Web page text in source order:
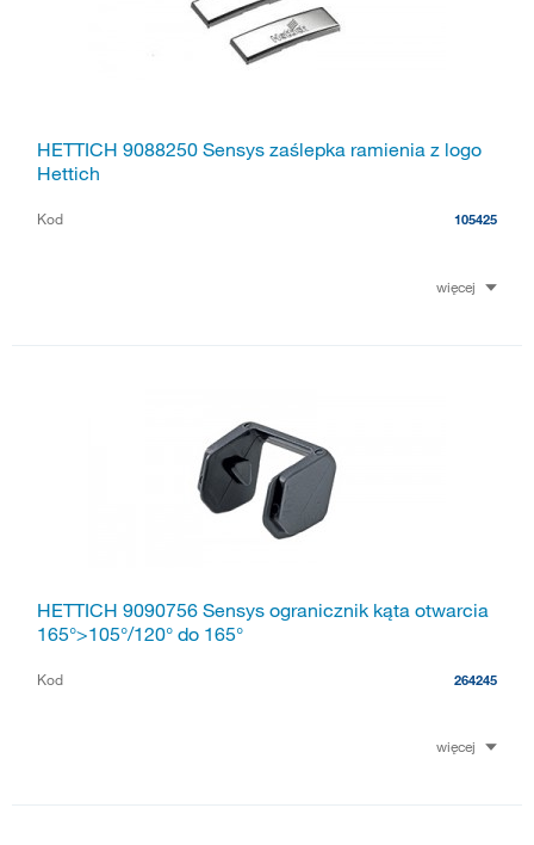
HETTICH 9088250 Sensys zaślepka ramienia z logo
Hettich
Kod 105425
więcej
HETTICH 9090756 Sensys ogranicznik kąta otwarcia
165°>105°/120° do 165°
Kod 264245
więcej